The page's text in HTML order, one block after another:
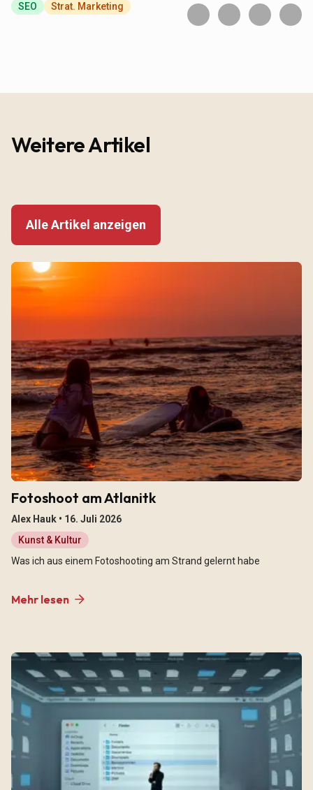
SEO Strat. Marketing
Weitere Artikel
Alle Artikel anzeigen
Fotoshoot am Atlanitk
Alex Hauk • 16. Juli 2026
Kunst & Kultur
Was ich aus einem Fotoshooting am Strand gelernt habe
Mehr lesen